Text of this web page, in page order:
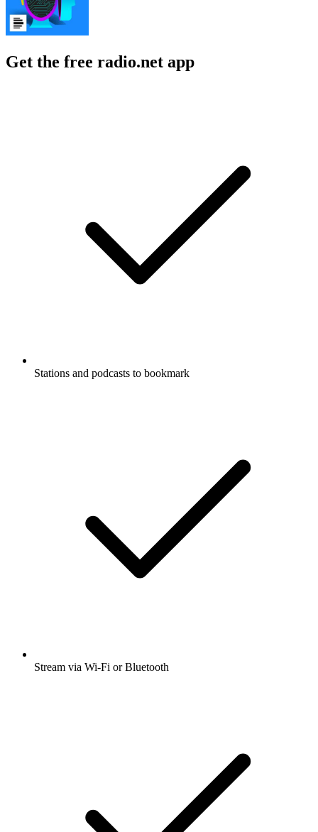
Get the free radio.net app
Stations and podcasts to bookmark
Stream via Wi-Fi or Bluetooth